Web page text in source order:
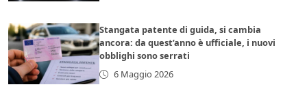
Stangata patente di guida, si cambia
ancora: da quest’anno è ufficiale, i nuovi
obblighi sono serrati
6 Maggio 2026